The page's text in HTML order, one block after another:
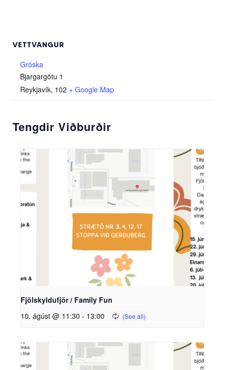
VETTVANGUR
Gróska
Bjargargötu 1
Reykjavík, 102 + Google Map
Tengdir Viðburðir
Fjölskyldufjör / Family Fun
10. ágúst @ 11:30- 13:00